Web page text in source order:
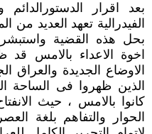
بعد اقرار
الفيدرالية تعهد العديد من
بحل هذه القضية واستبشر
اخوة الاعداء بالامس قد
الاوضاع الجديدة والعراق
الذين ظهروا فى الساحة
كانوا بالامس ، حيث
الحوار والتفاهم بلغة